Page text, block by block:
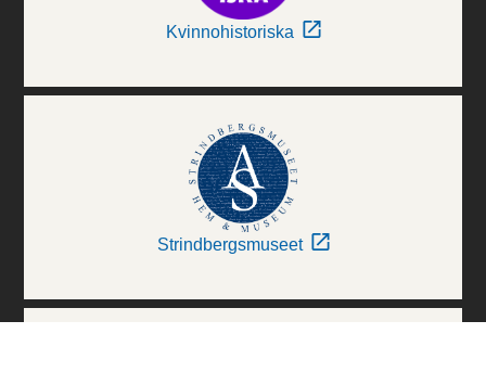
Kvinnohistoriska
Strindbergsmuseet